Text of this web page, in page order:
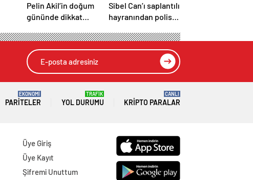
Pelin Akil’in doğum
gününde dikkat
Sibel Can’ı saplantılı
hayranından polis
PARITELER
EKONOMİ
YOL DURUMU
TRAFİK
KRIPTO PARALAR
CANLI
Üye Giriş
Üye Kayıt
Şifremi Unuttum